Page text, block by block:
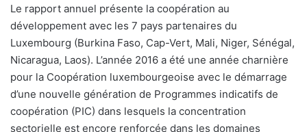
Le rapport annuel présente la coopération au
développement avec les 7 pays partenaires du
Luxembourg (Burkina Faso, Cap-Vert, Mali, Niger, Sénégal,
Nicaragua, Laos). L’année 2016 a été une année charnière
pour la Coopération luxembourgeoise avec le démarrage
d’une nouvelle génération de Programmes indicatifs de
coopération (PIC) dans lesquels la concentration
sectorielle est encore renforcée dans les domaines